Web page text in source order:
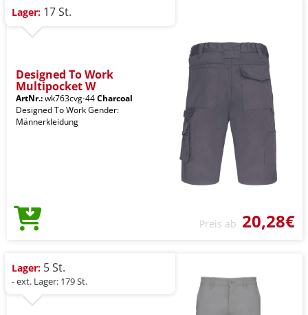
Lager: 17 St.
Designed To Work
Multipocket W
ArtNr.:wk763cvg-44Charcoal
Designed To Work Gender:
Männerkleidung
Preis ab 20,28€
Lager: 5 St.
- ext. Lager: 179 St.